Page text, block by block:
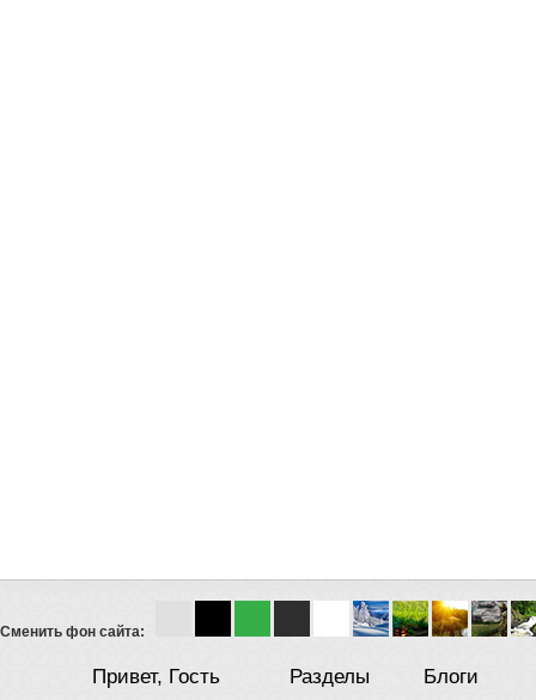
Сменить фон сайта:
Привет, Гость Разделы Блоги